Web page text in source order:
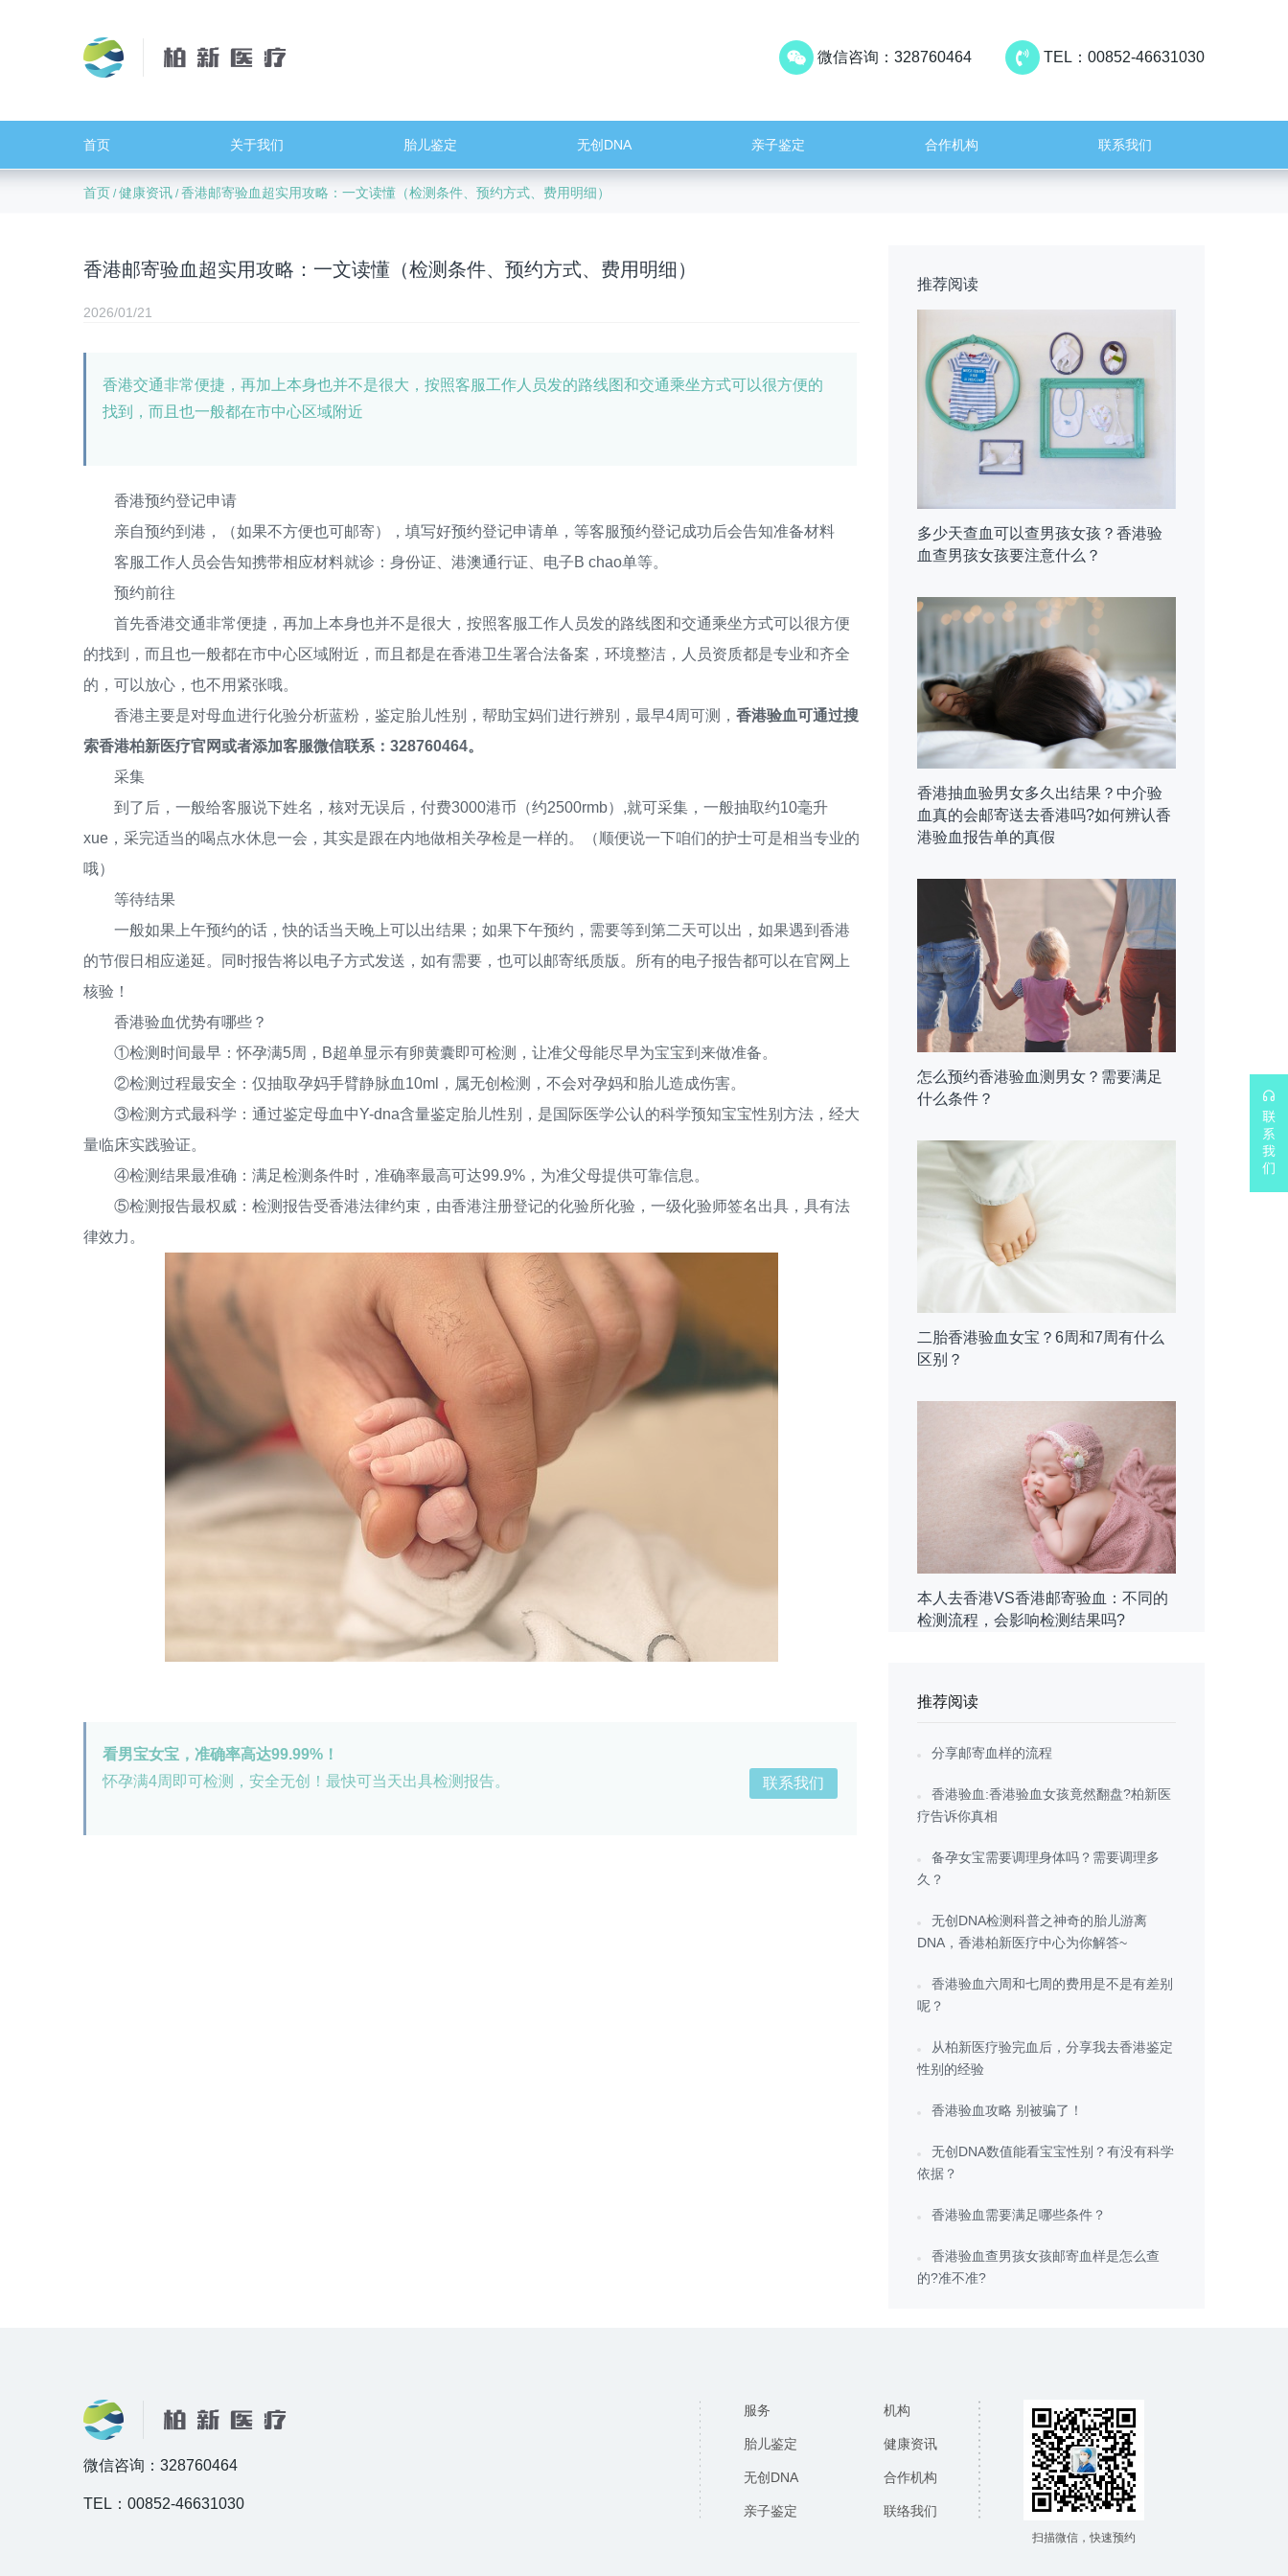
TEL：00852-46631030
微信咨询：328760464
首页 关于我们 胎儿鉴定 无创DNA 亲子鉴定 合作机构 联系我们
首页 /健康资讯 /香港邮寄验血超实用攻略：一文读懂（检测条件、预约方式、费用明细）
香港邮寄验血超实用攻略：一文读懂（检测条件、预约方式、费用明细）
2026/01/21
香港交通非常便捷，再加上本身也并不是很大，按照客服工作人员发的路线图和交通乘坐方式可以很方便的
找到，而且也一般都在市中心区域附近
香港预约登记申请
亲自预约到港，（如果不方便也可邮寄），填写好预约登记申请单，等客服预约登记成功后会告知准备材料
客服工作人员会告知携带相应材料就诊：身份证、港澳通行证、电子B chao单等。
预约前往
首先香港交通非常便捷，再加上本身也并不是很大，按照客服工作人员发的路线图和交通乘坐方式可以很方便
的找到，而且也一般都在市中心区域附近，而且都是在香港卫生署合法备案，环境整洁，人员资质都是专业和齐全
的，可以放心，也不用紧张哦。
香港主要是对母血进行化验分析蓝粉，鉴定胎儿性别，帮助宝妈们进行辨别，最早4周可测， 香港验血可通过搜
索香港柏新医疗官网或者添加客服微信联系：328760464。
采集
到了后，一般给客服说下姓名，核对无误后，付费3000港币（约2500rmb）,就可采集，一般抽取约10毫升
xue，采完适当的喝点水休息一会，其实是跟在内地做相关孕检是一样的。（顺便说一下咱们的护士可是相当专业的
哦）
等待结果
一般如果上午预约的话，快的话当天晚上可以出结果；如果下午预约，需要等到第二天可以出，如果遇到香港
的节假日相应递延。同时报告将以电子方式发送，如有需要，也可以邮寄纸质版。所有的电子报告都可以在官网上
核验！
香港验血优势有哪些？
①检测时间最早：怀孕满5周，B超单显示有卵黄囊即可检测，让准父母能尽早为宝宝到来做准备。
②检测过程最安全：仅抽取孕妈手臂静脉血10ml，属无创检测，不会对孕妈和胎儿造成伤害。
③检测方式最科学：通过鉴定母血中Y-dna含量鉴定胎儿性别，是国际医学公认的科学预知宝宝性别方法，经大
量临床实践验证。
④检测结果最准确：满足检测条件时，准确率最高可达99.9%，为准父母提供可靠信息。
⑤检测报告最权威：检测报告受香港法律约束，由香港注册登记的化验所化验，一级化验师签名出具，具有法
律效力。
看男宝女宝，准确率高达99.99%！
怀孕满4周即可检测，安全无创！最快可当天出具检测报告。
联系我们
推荐阅读
多少天查血可以查男孩女孩？香港验
血查男孩女孩要注意什么？
香港抽血验男女多久出结果？中介验
血真的会邮寄送去香港吗?如何辨认香
港验血报告单的真假
怎么预约香港验血测男女？需要满足
什么条件？
二胎香港验血女宝？6周和7周有什么
区别？
本人去香港VS香港邮寄验血：不同的
检测流程，会影响检测结果吗?
推荐阅读
分享邮寄血样的流程
香港验血:香港验血女孩竟然翻盘?柏新医
疗告诉你真相
备孕女宝需要调理身体吗？需要调理多
久？
无创DNA检测科普之神奇的胎儿游离
DNA，香港柏新医疗中心为你解答~
香港验血六周和七周的费用是不是有差别
呢？
从柏新医疗验完血后，分享我去香港鉴定
性别的经验
香港验血攻略 别被骗了！
无创DNA数值能看宝宝性别？有没有科学
依据？
香港验血需要满足哪些条件？
香港验血查男孩女孩邮寄血样是怎么查
的?准不准?
微信咨询：328760464
TEL：00852-46631030
服务
胎儿鉴定
无创DNA
亲子鉴定
机构
健康资讯
合作机构
联络我们
扫描微信，快速预约